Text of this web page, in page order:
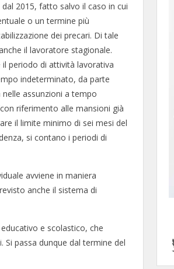
2015, fatto salvo il caso in cui
o un termine più
dei precari. Di tale
il lavoratore stagionale.
periodo di attività lavorativa
indeterminato, da parte
nelle assunzioni a tempo
riferimento alle mansioni già
il limite minimo di sei mesi del
si contano i periodi di
avviene in maniera
anche il sistema di
e scolastico, che
Si passa dunque dal termine del